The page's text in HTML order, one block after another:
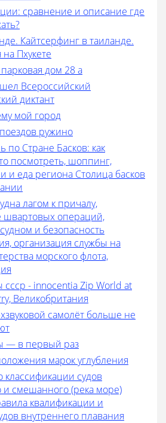
сравнение и описание где
Кайтсерфинг в таиланде.
Пхукете
дом 28 а
Всероссийский
диктант
мой город
ружино
по Стране Басков: как
посмотреть, шоппинг,
и еда региона Столица басков
лагом к причалу,
операций,
и безопасность
организация службы на
морского флота,
ссср - innocentia Zip World at
Великобритания
самолёт больше не
— в первый раз
марок углубления
судов
и смешанного (река море)
квалификации и
внутреннего плавания